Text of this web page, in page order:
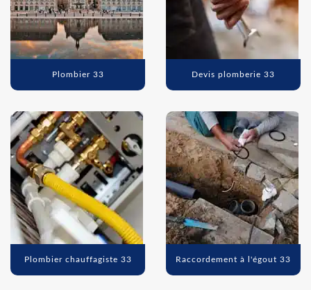
Plombier 33 Devis plomberie 33
Plombier chauffagiste 33 Raccordement à l'égout 33